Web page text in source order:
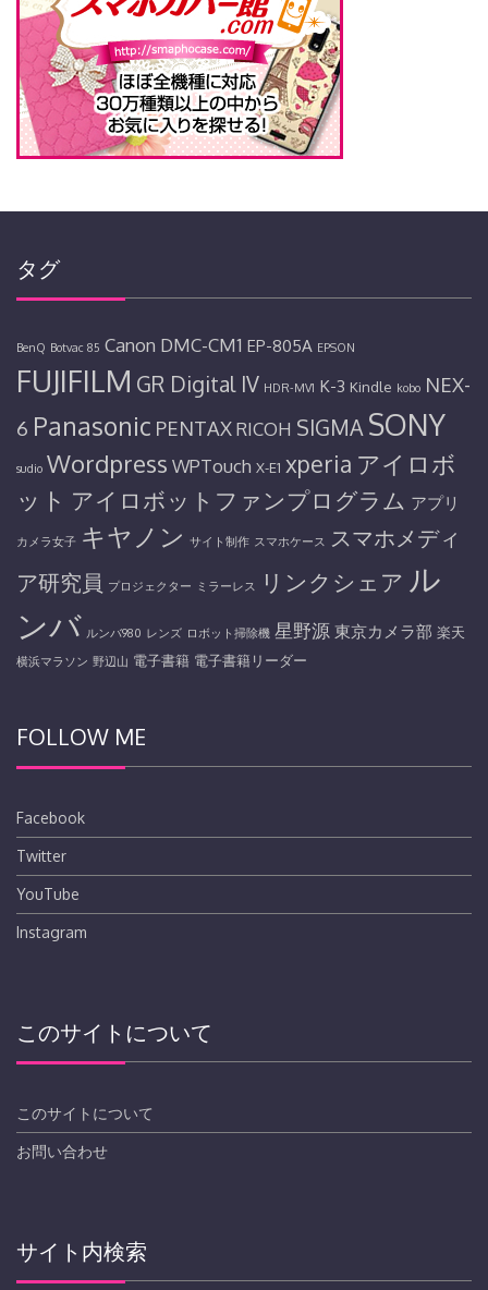
タグ
BenQ Botvac 85 Canon DMC-CM1 EP-805A EPSON
FUJIFILM GR Digital IV HDR-MV1 K-3 Kindle kobo NEX-
6 Panasonic PENTAXRICOH SIGMA SONY
sudio Wordpress WPTouch X-E1 xperia アイロボ
ット アイロボットファンプログラム アプリ
カメラ女子 キヤノン サイト制作 スマホケース
スマホメディ
ア研究員 プロジェクター ミラーレス リンクシェア ル
ンバ ルンバ980 レンズ ロボット掃除機 星野源 東京カメラ部 楽天
横浜マラソン 野辺山 電子書籍 電子書籍リーダー
FOLLOW ME
Facebook
Twitter
YouTube
Instagram
このサイトについて
このサイトについて
お問い合わせ
サイト内検索